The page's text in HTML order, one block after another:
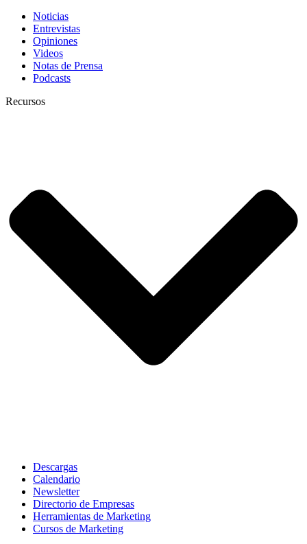
Noticias
Entrevistas
Opiniones
Videos
Notas de Prensa
Podcasts
Recursos
Descargas
Calendario
Newsletter
Directorio de Empresas
Herramientas de Marketing
Cursos de Marketing